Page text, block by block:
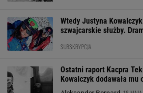
Wtedy Justyna
szwajcarskie służby.
SUBSKRYPCJA
Ostatni raport Kacpra
Kowalczyk dodawała mu